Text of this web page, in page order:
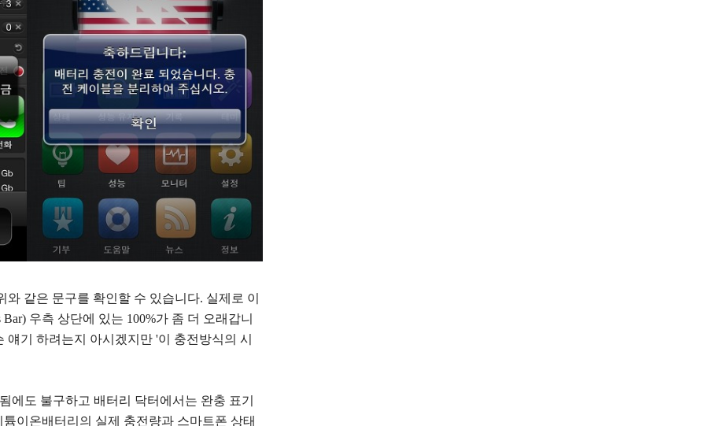
같은 문구를 확인할 수 있습니다. 실제로 이
우측 상단에 있는 100%가 좀 더 오래갑니
기 하려는지 아시겠지만 '이 충전방식의 시
에도 불구하고 배터리 닥터에서는 완충 표기
이온배터리의 실제 충전량과 스마트폰 상태